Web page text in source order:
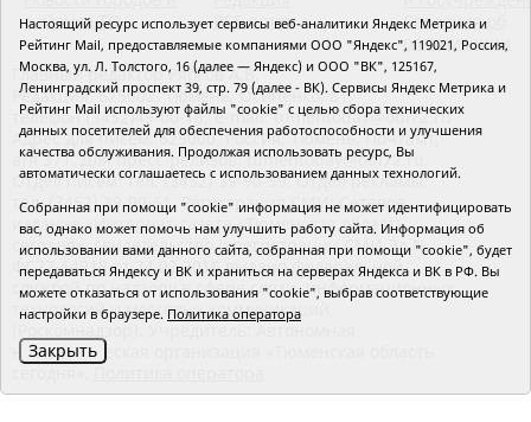
районов ТО
RSS поток
Сведения об
организации
Главный редактор Рябков А.В.
Редакция: 625002, Тюмень, Осипенко, 81,
телефон (3452)49-00-18, e-mail: tumentoday@obl72.ru
Адрес для писем: 625000, Россия, Тюмень, Почтамт,
а/я 371. Для пресс-релизов: tumentoday@obl72.ru.
Отдел писем: тел. (3452) 39-90-59. Отдел рекламы:
тел. (3452) 39-90-51. Регистрация СМИ: Сетевое
издание «Интернет-газета «Тюменская область
сегодня», свидетельство о регистрации СМИ Эл №
ФС77-64918 от 24.02.2016 выдано Федеральной
службой по надзору в сфере связи, информационных
технологий и массовых коммуникаций
некоммерческая организация «Тюменская область
Настоящий ресурс использует сервисы веб-аналитики Яндекс Метрика и
Рейтинг Mail, предоставляемые компаниями ООО "Яндекс", 119021, Россия,
Москва, ул. Л. Толстого, 16 (далее — Яндекс) и ООО "ВК", 125167,
Ленинградский проспект 39, стр. 79 (далее - ВК). Сервисы Яндекс Метрика и
Рейтинг Mail используют файлы "cookie" с целью сбора технических
данных посетителей для обеспечения работоспособности и улучшения
качества обслуживания. Продолжая использовать ресурс, Вы
автоматически соглашаетесь с использованием данных технологий.
Собранная при помощи "cookie" информация не может идентифицировать
вас, однако может помочь нам улучшить работу сайта. Информация об
использовании вами данного сайта, собранная при помощи "cookie", будет
передаваться Яндексу и ВК и храниться на серверах Яндекса и ВК в РФ. Вы
можете отказаться от использования "cookie", выбрав соответствующие
настройки в браузере. Политика оператора
Закрыть